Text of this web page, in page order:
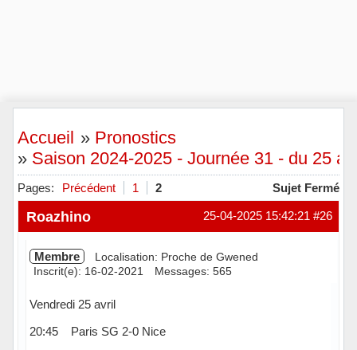
Accueil » Pronostics
» Saison 2024-2025 - Journée 31 - du 25
Pages: Précédent 1 2 Sujet Fermé
#26
25-04-2025 15:42:21
Roazhino
Membre
Localisation: Proche de Gwened
Inscrit(e): 16-02-2021
Messages: 565
Vendredi 25 avril
20:45 Paris SG 2-0 Nice